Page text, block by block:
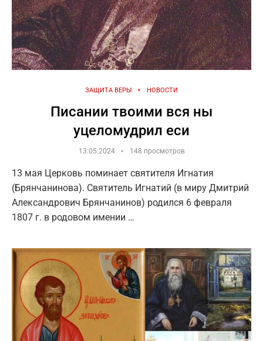
ЗАЩИТА ВЕРЫ НОВОСТИ
Писании твоими вся ны
уцеломудрил еси
13.05.2024 148 просмотров
13 мая Церковь поминает святителя Игнатия
(Брянчанинова). Святитель Игнатий (в миру Дмитрий
Александрович Брянчанинов) родился 6 февраля
1807 г. в родовом имении …